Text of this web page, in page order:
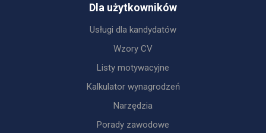
Dla użytkowników
Usługi dla kandydatów
Wzory CV
Listy motywacyjne
Kalkulator wynagrodzeń
Narzędzia
Porady zawodowe